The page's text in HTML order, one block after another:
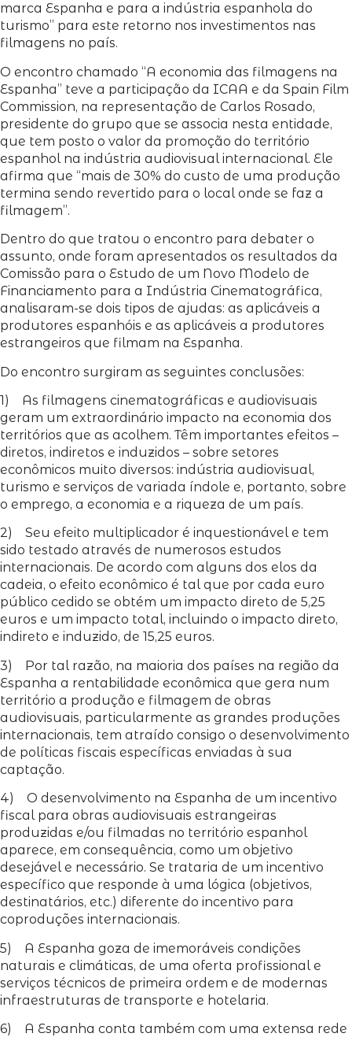
marca Espanha e para a indústria espanhola do
turismo” para este retorno nos investimentos nas
filmagens no país.
O encontro chamado “A economia das filmagens na
Espanha” teve a participação da ICAA e da Spain Film
Commission, na representação de Carlos Rosado,
presidente do grupo que se associa nesta entidade,
que tem posto o valor da promoção do território
espanhol na indústria audiovisual internacional. Ele
afirma que “mais de 30% do custo de uma produção
termina sendo revertido para o local onde se faz a
filmagem”.
Dentro do que tratou o encontro para debater o
assunto, onde foram apresentados os resultados da
Comissão para o Estudo de um Novo Modelo de
Financiamento para a Indústria Cinematográfica,
analisaram-se dois tipos de ajudas: as aplicáveis a
produtores espanhóis e as aplicáveis a produtores
estrangeiros que filmam na Espanha.
Do encontro surgiram as seguintes conclusões:
1) As filmagens cinematográficas e audiovisuais
geram um extraordinário impacto na economia dos
territórios que as acolhem. Têm importantes efeitos –
diretos, indiretos e induzidos – sobre setores
econômicos muito diversos: indústria audiovisual,
turismo e serviços de variada índole e, portanto, sobre
o emprego, a economia e a riqueza de um país.
2) Seu efeito multiplicador é inquestionável e tem
sido testado através de numerosos estudos
internacionais. De acordo com alguns dos elos da
cadeia, o efeito econômico é tal que por cada euro
público cedido se obtém um impacto direto de 5,25
euros e um impacto total, incluindo o impacto direto,
indireto e induzido, de 15,25 euros.
3) Por tal razão, na maioria dos países na região da
Espanha a rentabilidade econômica que gera num
território a produção e filmagem de obras
audiovisuais, particularmente as grandes produções
internacionais, tem atraído consigo o desenvolvimento
de políticas fiscais específicas enviadas à sua
captação.
4) O desenvolvimento na Espanha de um incentivo
fiscal para obras audiovisuais estrangeiras
produzidas e/ou filmadas no território espanhol
aparece, em consequência, como um objetivo
desejável e necessário. Se trataria de um incentivo
específico que responde à uma lógica (objetivos,
destinatários, etc.) diferente do incentivo para
coproduções internacionais.
5) A Espanha goza de imemoráveis condições
naturais e climáticas, de uma oferta profissional e
serviços técnicos de primeira ordem e de modernas
infraestruturas de transporte e hotelaria.
6) A Espanha conta também com uma extensa rede